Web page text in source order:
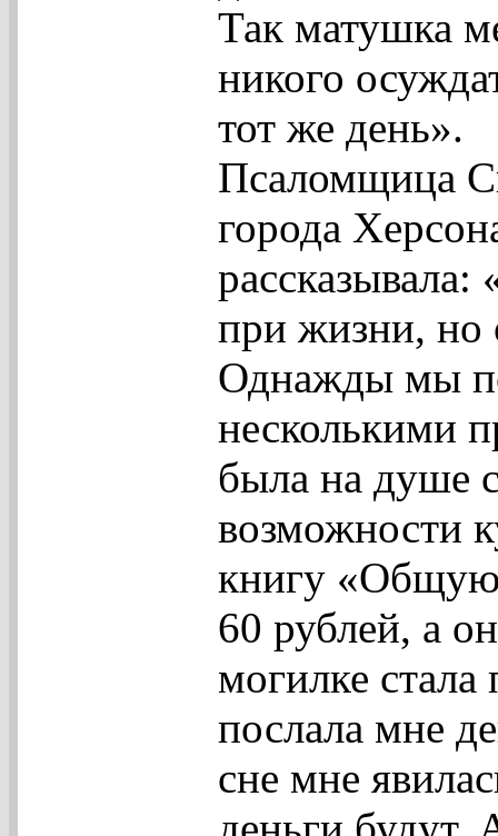
Так матушка
никого
тот же день».
Псаломщица
города
при жизни, но
Однажды мы
несколькими
была на душе
возможности
книгу «Общую
60 рублей, а
могилке
послала мне
сне мне